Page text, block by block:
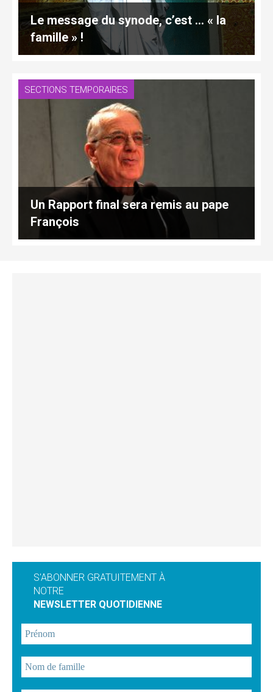
Le message du synode, c’est … « la
famille » !
SECTIONS TEMPORAIRES
Un Rapport final sera remis au pape
François
S'ABONNER GRATUITEMENT À
NOTRE
NEWSLETTER QUOTIDIENNE